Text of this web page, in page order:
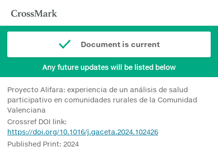
Document is current
Any future updates will be listed below
Proyecto Alifara: experiencia de un análisis de salud
participativo en comunidades rurales de la Comunidad
Valenciana
Crossref DOI link:
https://doi.org/10.1016/j.gaceta.2024.102426
Published Print: 2024